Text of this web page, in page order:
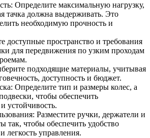
Определите максимальную нагрузку,
тачка должна выдерживать. Это
необходимую прочность и
доступные пространство и требования
для передвижения по узким проходам
подходящие материалы, учитывая
доступность и бюджет.
Определите тип и размеры колес, а
чтобы обеспечить
устойчивость.
Разместите ручки, держатели и
так, чтобы обеспечить удобство
легкость управления.